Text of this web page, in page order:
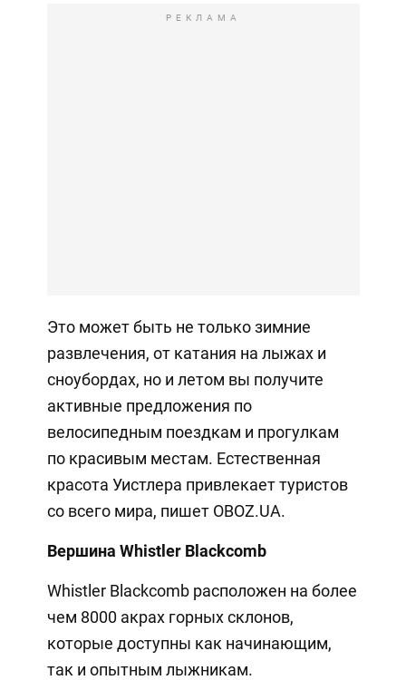
РЕКЛАМА
Это может быть не только зимние
развлечения, от катания на лыжах и
сноубордах, но и летом вы получите
активные предложения по
велосипедным поездкам и прогулкам
по красивым местам. Естественная
красота Уистлера привлекает туристов
со всего мира, пишет OBOZ.UA.
Вершина Whistler Blackcomb
Whistler Blackcomb расположен на более
чем 8000 акрах горных склонов,
которые доступны как начинающим,
так и опытным лыжникам.